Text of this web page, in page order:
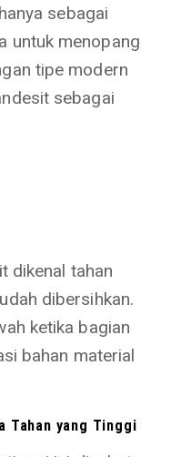
sebagai
untuk menopang
tipe modern
sebagai
dikenal tahan
dibersihkan.
ketika bagian
bahan material
Tahan yang Tinggi